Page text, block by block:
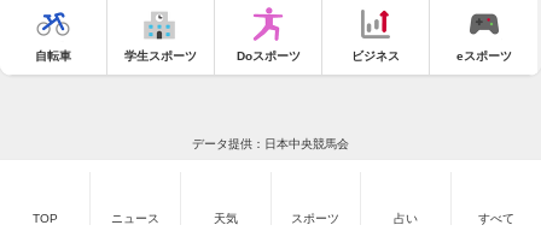
自転車 学生スポーツ Doスポーツ ビジネス eスポーツ
データ提供：日本中央競馬会
TOP ニュース 天気 スポーツ 占い すべて